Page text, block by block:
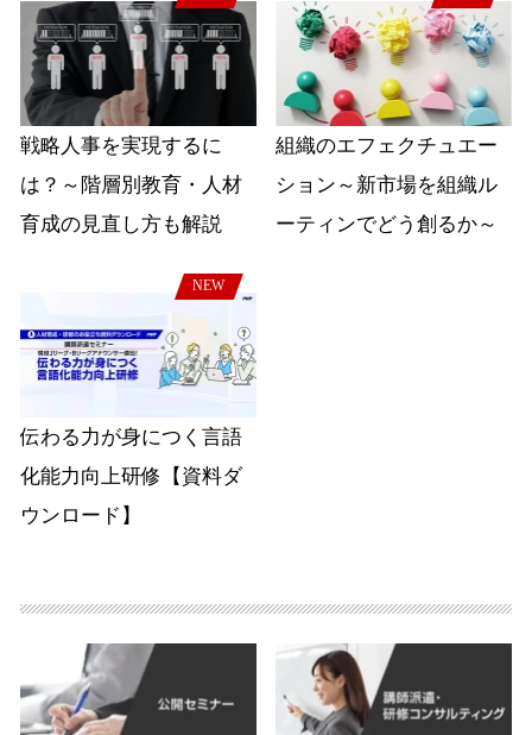
戦略人事を実現するに
は？～階層別教育・人材
育成の見直し方も解説
組織のエフェクチュエー
ション～新市場を組織ル
ーティンでどう創るか～
NEW
伝わる力が身につく言語
化能力向上研修【資料ダ
ウンロード】